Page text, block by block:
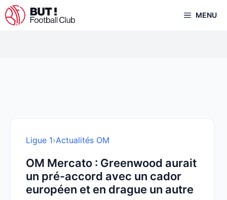
Aller
au
MENU
Ligue 1›Actualités OM
OM Mercato : Greenwood aurait
un pré-accord avec un cador
européen et en drague un autre